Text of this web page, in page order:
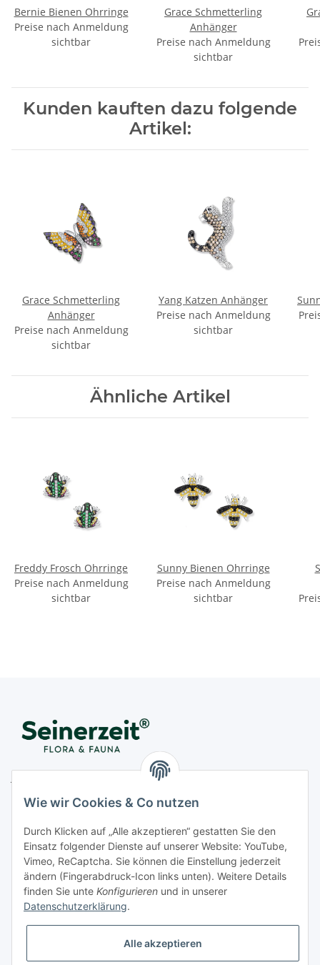
Bernie Bienen Ohrringe
Preise nach Anmeldung
sichtbar
Grace Schmetterling
Anhänger
Preise nach Anmeldung
sichtbar
Kunden kauften dazu folgende
Artikel:
Grace Schmetterling
Anhänger
Preise nach Anmeldung
sichtbar
Yang Katzen Anhänger
Preise nach Anmeldung
sichtbar
Ähnliche Artikel
Freddy Frosch Ohrringe
Preise nach Anmeldung
sichtbar
Sunny Bienen Ohrringe
Preise nach Anmeldung
sichtbar
D - 10711 Berlin
Telefon+49 (0)30 364 123 80
Fax+49 (0)30 364 123 82
Mo-Fr von 11:00 - 17:00 Uhr
E-Mailoffice@seinerzeit-berlin.de
Wie wir Cookies & Co nutzen
Durch Klicken auf „Alle akzeptieren“ gestatten Sie den
Einsatz folgender Dienste auf unserer Website: YouTube,
Vimeo, ReCaptcha. Sie können die Einstellung jederzeit
ändern (Fingerabdruck-Icon links unten). Weitere Details
finden Sie unte Konfigurieren und in unserer
Datenschutzerklärung.
Alle akzeptieren